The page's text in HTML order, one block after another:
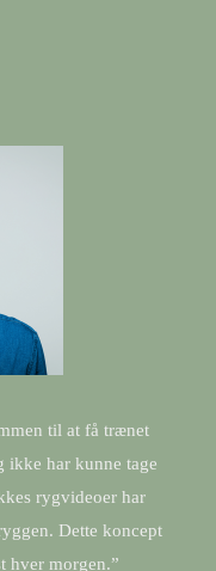
til at få trænet
ikke har kunne tage
rygvideoer har
Dette koncept
hver morgen.”